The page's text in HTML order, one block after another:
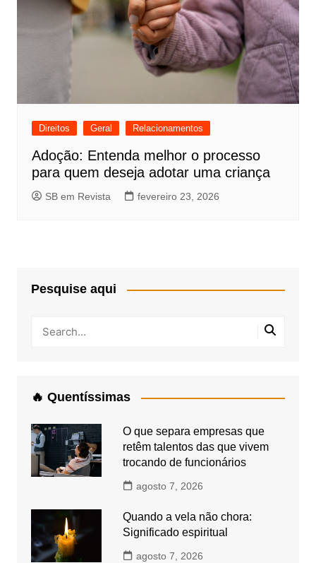
Direitos Geral Relacionamentos
Adoção: Entenda melhor o processo
para quem deseja adotar uma criança
SB em Revista fevereiro 23, 2026
Pesquise aqui
🔥 Quentíssimas
O que separa empresas que
retêm talentos das que vivem
trocando de funcionários
agosto 7, 2026
Quando a vela não chora:
Significado espiritual
agosto 7, 2026